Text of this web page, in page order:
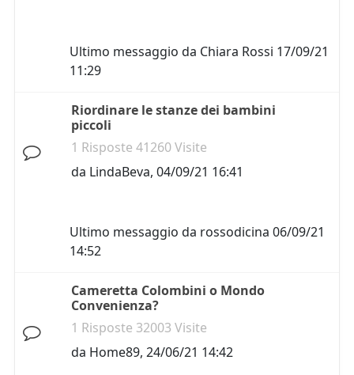
Ultimo messaggio da Chiara Rossi 17/09/21
11:29
Riordinare le stanze dei bambini
piccoli
1 Risposte 41260 Visite
da LindaBeva, 04/09/21 16:41
Ultimo messaggio da rossodicina 06/09/21
14:52
Cameretta Colombini o Mondo
Convenienza?
1 Risposte 32003 Visite
da Home89, 24/06/21 14:42